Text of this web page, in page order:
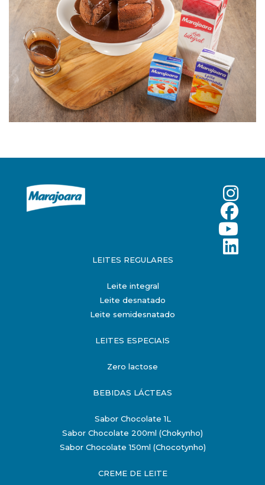
LEITES REGULARES
Leite integral
Leite desnatado
Leite semidesnatado
LEITES ESPECIAIS
Zero lactose
BEBIDAS LÁCTEAS
Sabor Chocolate 1L
Sabor Chocolate 200ml (Chokynho)
Sabor Chocolate 150ml (Chocotynho)
CREME DE LEITE